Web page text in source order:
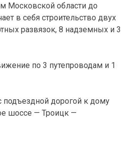
Московской области до
в себя строительство двух
развязок, 8 надземных и 3
по 3 путепроводам и 1
подъездной дорогой к дому
шоссе — Троицк —